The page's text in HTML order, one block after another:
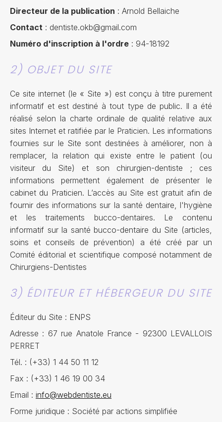
Directeur de la publication : Arnold Bellaiche
Contact : dentiste.okb@gmail.com
Numéro d'inscription à l'ordre : 94-18192
2) OBJET DU SITE
Ce site internet (le « Site ») est conçu à titre purement
informatif et est destiné à tout type de public. Il a été
réalisé selon la charte ordinale de qualité relative aux
sites Internet et ratifiée par le Praticien. Les informations
fournies sur le Site sont destinées à améliorer, non à
remplacer, la relation qui existe entre le patient (ou
visiteur du Site) et son chirurgien-dentiste ; ces
informations permettent également de présenter le
cabinet du Praticien. L’accès au Site est gratuit afin de
fournir des informations sur la santé dentaire, l'hygiène
et les traitements bucco-dentaires. Le contenu
informatif sur la santé bucco-dentaire du Site (articles,
soins et conseils de prévention) a été créé par un
Comité éditorial et scientifique composé notamment de
Chirurgiens-Dentistes
3) ÉDITEUR ET HÉBERGEUR DU SITE
Éditeur du Site : ENPS
Adresse : 67 rue Anatole France - 92300 LEVALLOIS
PERRET
Tél. : (+33) 1 44 50 11 12
Fax : (+33) 1 46 19 00 34
Email : info@webdentiste.eu
Forme juridique : Société par actions simplifiée